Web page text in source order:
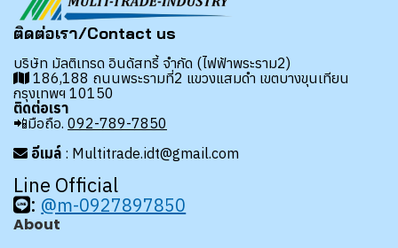
ติดต่อเรา/Contact us
บริษัท มัลติเทรด อินดัสทรี้ จำกัด (ไฟฟ้าพระราม2)
186,188 ถนนพระรามที่2 แขวงแสมดำ เขตบางขุนเทียน
กรุงเทพฯ 10150
ติดต่อเรา
📲มือถือ. 092-789-7850
อีเมล์ : Multitrade.idt@gmail.com
Line Official
: @m-0927897850
About